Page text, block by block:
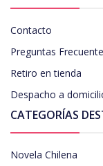
Contacto
Preguntas
Retiro en tienda
Despacho a
CATEGORÍAS
Novela Chilena